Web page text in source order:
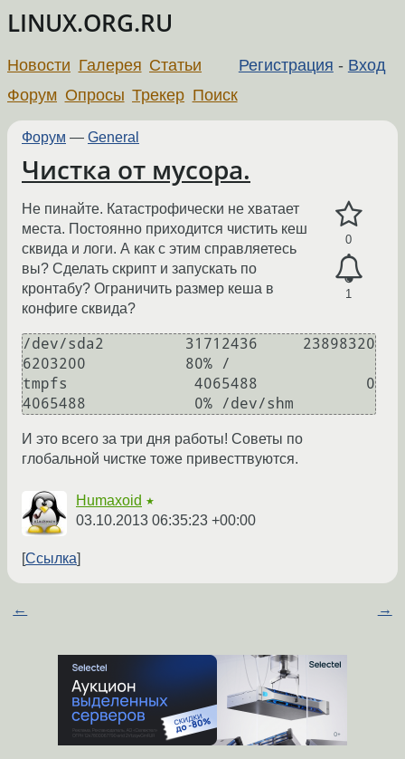
LINUX.ORG.RU
Регистрация - Вход
Новости Галерея Статьи
Форум Опросы Трекер Поиск
Форум — General
Чистка от мусора.
0
1
Не пинайте. Катастрофически не хватает
места. Постоянно приходится чистить кеш
сквида и логи. А как с этим справляетесь
вы? Сделать скрипт и запускать по
кронтабу? Ограничить размер кеша в
конфиге сквида?
/dev/sda2         31712436     23898320
6203200           80% /
tmpfs              4065488            0
И это всего за три дня работы! Советы по
глобальной чистке тоже привесттвуются.
Humaxoid ★
03.10.2013 06:35:23 +00:00
Ссылка
← →